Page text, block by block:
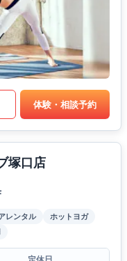
体験・相談予約
塚口店
レンタル
ホットヨガ